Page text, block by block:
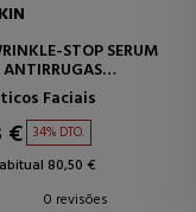
STOP SERUM
ANTIRRUGAS
Faciais
€ 34% DTO.
80,50 €
0 revisões